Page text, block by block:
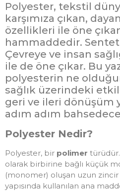
Polyester, tekstil
karşımıza çıkan,
özellikleri ile öne
hammaddedir.
Çevreye ve insan
ile de öne çıkar. Bu
polyesterin ne
sağlık üzerindeki
geri ve ileri dönüşüm
adım adım
Polyester Nedir?
Polyester, bir polimer
olarak birbirine bağlı küçük
(monomer) oluşan uzun zincir
yapısında kullanılan ana